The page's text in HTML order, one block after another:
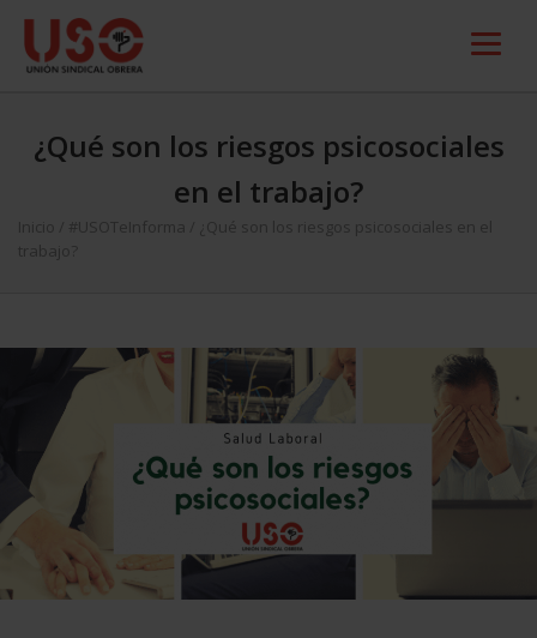
¿Qué son los riesgos psicosociales
en el trabajo?
Inicio #USOTeInforma
¿Qué son los riesgos psicosociales en el
trabajo?